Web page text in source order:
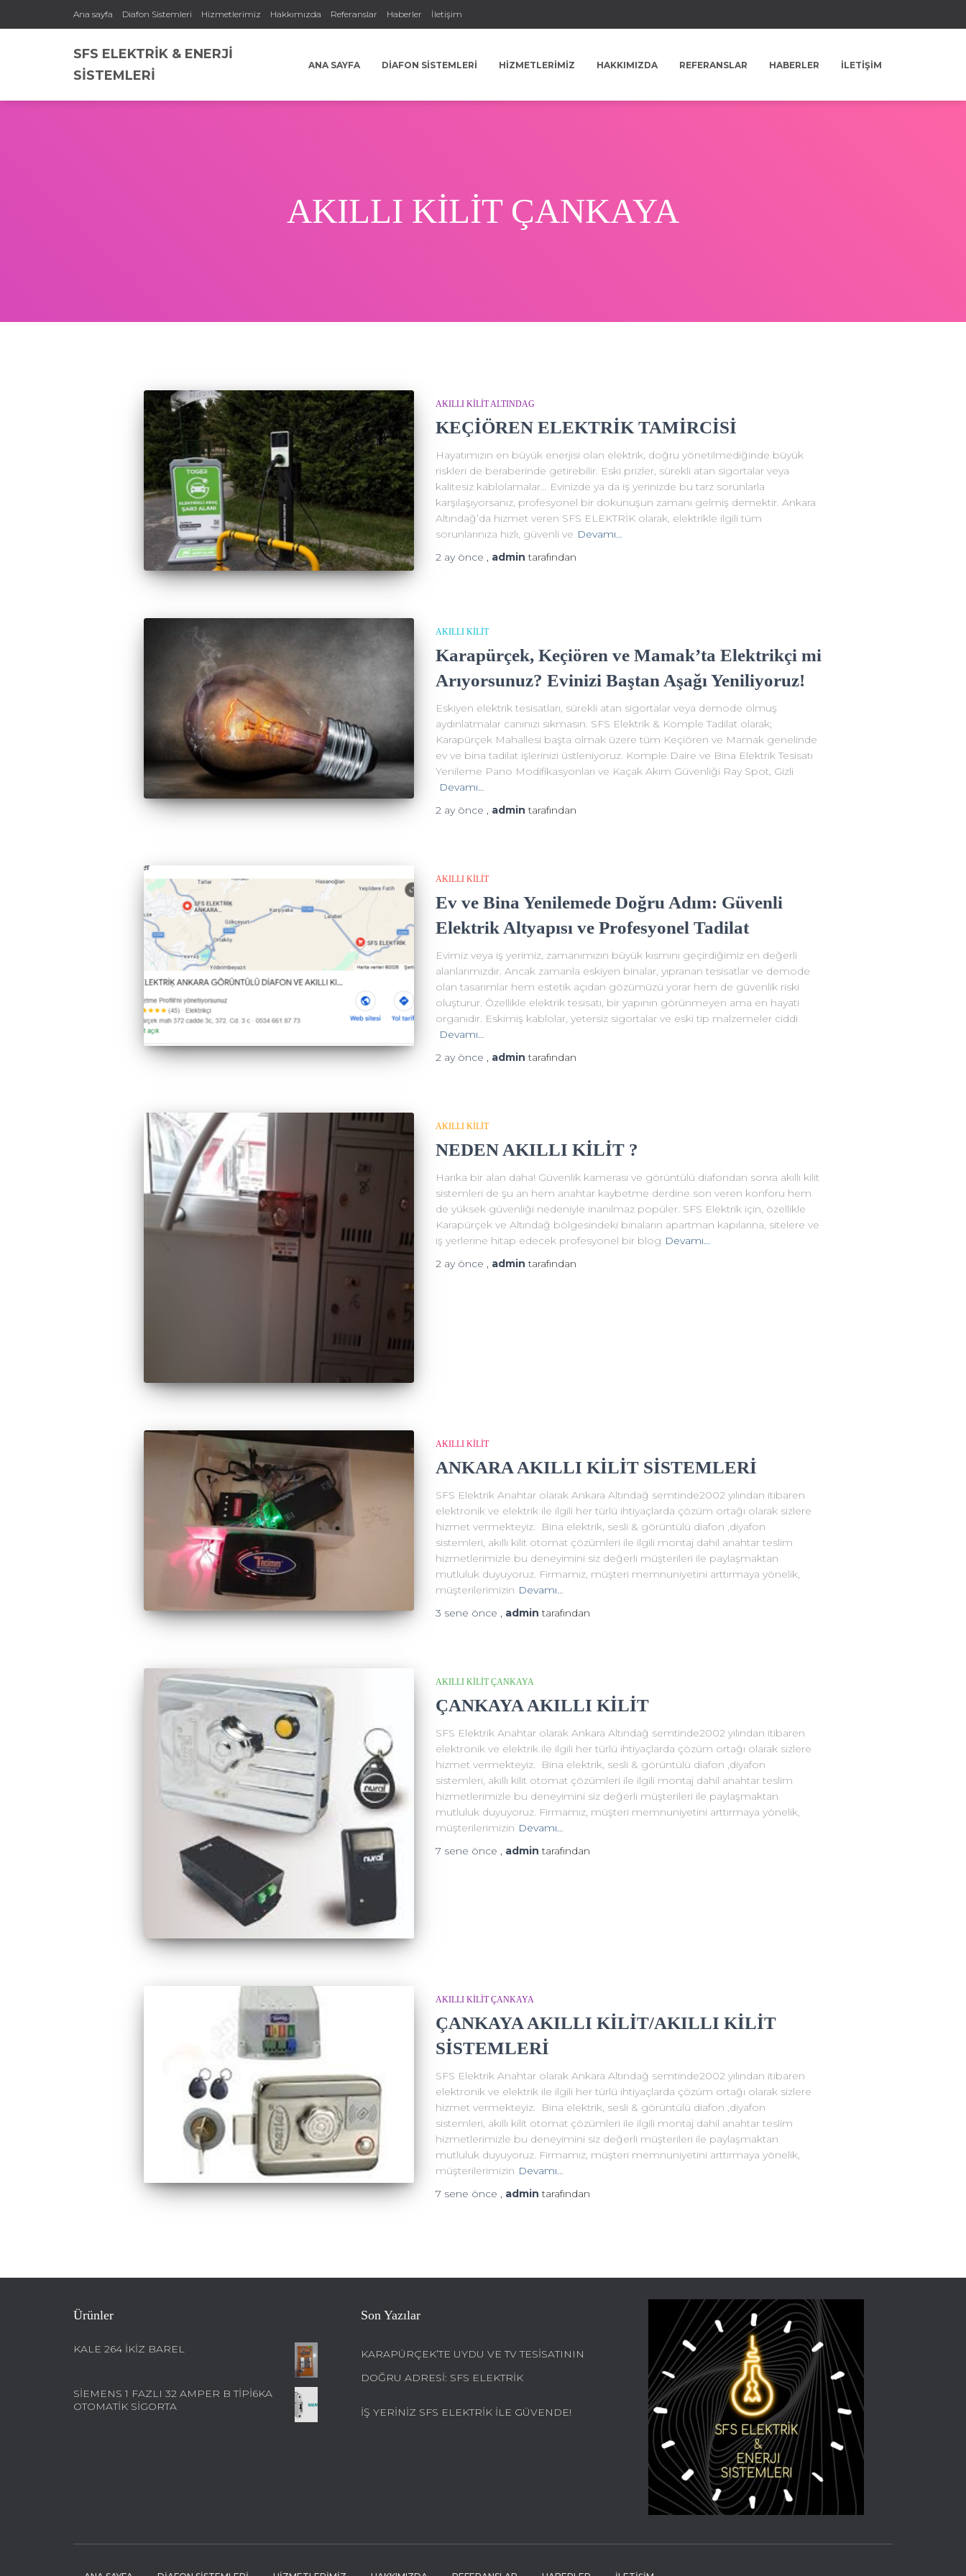
Ana sayfa Diafon Sistemleri Hizmetlerimiz Hakkımızda Referanslar Haberler İletişim
SFS ELEKTRİK & ENERJİ
SİSTEMLERİ
ANA SAYFA DIAFON SISTEMLERI HIZMETLERIMIZ HAKKIMIZDA REFERANSLAR HABERLER İLETIŞIM
AKILLI KİLİT ÇANKAYA
AKILLI KİLİT ALTINDAG
KEÇİÖREN ELEKTRİK TAMİRCİSİ
Hayatımızın en büyük enerjisi olan elektrik, doğru yönetilmediğinde büyük
riskleri de beraberinde getirebilir. Eski prizler, sürekli atan sigortalar veya
kalitesiz kablolamalar… Evinizde ya da iş yerinizde bu tarz sorunlarla
karşılaşıyorsanız, profesyonel bir dokunuşun zamanı gelmiş demektir. Ankara
Altındağ’da hizmet veren SFS ELEKTRİK olarak, elektrikle ilgili tüm
sorunlarınıza hızlı, güvenli ve Devamı…
2 ayönce , admin tarafından
AKILLI KİLİT
Karapürçek, Keçiören ve Mamak’ta Elektrikçi mi
Arıyorsunuz? Evinizi Baştan Aşağı Yeniliyoruz!
Eskiyen elektrik tesisatları, sürekli atan sigortalar veya demode olmuş
aydınlatmalar canınızı sıkmasın. SFS Elektrik & Komple Tadilat olarak;
Karapürçek Mahallesi başta olmak üzere tüm Keçiören ve Mamak genelinde
ev ve bina tadilat işlerinizi üstleniyoruz. Komple Daire ve Bina Elektrik Tesisatı
Yenileme Pano Modifikasyonları ve Kaçak Akım Güvenliği Ray Spot, Gizli
Devamı…
2 ayönce , admin tarafından
AKILLI KİLİT
Ev ve Bina Yenilemede Doğru Adım: Güvenli
Elektrik Altyapısı ve Profesyonel Tadilat
Evimiz veya iş yerimiz, zamanımızın büyük kısmını geçirdiğimiz en değerli
alanlarımızdır. Ancak zamanla eskiyen binalar, yıpranan tesisatlar ve demode
olan tasarımlar hem estetik açıdan gözümüzü yorar hem de güvenlik riski
oluşturur. Özellikle elektrik tesisatı, bir yapının görünmeyen ama en hayati
organıdır. Eskimiş kablolar, yetersiz sigortalar ve eski tip malzemeler ciddi
Devamı…
2 ayönce , admin tarafından
AKILLI KİLİT
NEDEN AKILLI KİLİT ?
Harika bir alan daha! Güvenlik kamerası ve görüntülü diafondan sonra akıllı kilit
sistemleri de şu an hem anahtar kaybetme derdine son veren konforu hem
de yüksek güvenliği nedeniyle inanılmaz popüler. SFS Elektrik için, özellikle
Karapürçek ve Altındağ bölgesindeki binaların apartman kapılarına, sitelere ve
iş yerlerine hitap edecek profesyonel bir blog Devamı…
2 ayönce , admin tarafından
AKILLI KİLİT
ANKARA AKILLI KİLİT SİSTEMLERİ
SFS Elektrik Anahtar olarak Ankara Altındağ semtinde2002 yılından itibaren
elektronik ve elektrik ile ilgili her türlü ihtiyaçlarda çözüm ortağı olarak sizlere
hizmet vermekteyiz. Bina elektrik, sesli & görüntülü diafon ,diyafon
sistemleri, akıllı kilit otomat çözümleri ile ilgili montaj dahil anahtar teslim
hizmetlerimizle bu deneyimini siz değerli müşterileri ile paylaşmaktan
mutluluk duyuyoruz. Firmamız, müşteri memnuniyetini arttırmaya yönelik,
müşterilerimizin Devamı…
3 sene önce , admin tarafından
AKILLI KİLİT ÇANKAYA
ÇANKAYA AKILLI KİLİT
SFS Elektrik Anahtar olarak Ankara Altındağ semtinde2002 yılından itibaren
elektronik ve elektrik ile ilgili her türlü ihtiyaçlarda çözüm ortağı olarak sizlere
hizmet vermekteyiz. Bina elektrik, sesli & görüntülü diafon ,diyafon
sistemleri, akıllı kilit otomat çözümleri ile ilgili montaj dahil anahtar teslim
hizmetlerimizle bu deneyimini siz değerli müşterileri ile paylaşmaktan
mutluluk duyuyoruz. Firmamız, müşteri memnuniyetini arttırmaya yönelik,
müşterilerimizin Devamı…
7 sene önce , admin tarafından
AKILLI KİLİT ÇANKAYA
ÇANKAYA AKILLI KİLİT/AKILLI KİLİT
SİSTEMLERİ
SFS Elektrik Anahtar olarak Ankara Altındağ semtinde2002 yılından itibaren
elektronik ve elektrik ile ilgili her türlü ihtiyaçlarda çözüm ortağı olarak sizlere
hizmet vermekteyiz. Bina elektrik, sesli & görüntülü diafon ,diyafon
sistemleri, akıllı kilit otomat çözümleri ile ilgili montaj dahil anahtar teslim
hizmetlerimizle bu deneyimini siz değerli müşterileri ile paylaşmaktan
mutluluk duyuyoruz. Firmamız, müşteri memnuniyetini arttırmaya yönelik,
müşterilerimizin Devamı…
7 sene önce , admin tarafından
Ürünler
KALE 264 İKİZ BAREL
SIEMENS 1 FAZLI 32 AMPER B TIPI6KA
OTOMATIK SIGORTA
Son Yazılar
KARAPÜRÇEK’TE UYDU VE TV TESISATININ
DOĞRU ADRESI: SFS ELEKTRİK
İŞ YERINIZ SFS ELEKTRİK ILE GÜVENDE!